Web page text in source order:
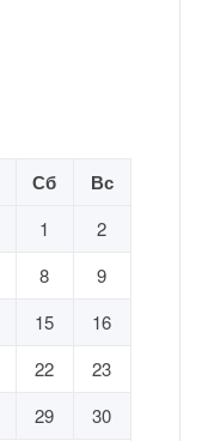
Сб Вс
1
2
8
9
15
16
22
23
29
30